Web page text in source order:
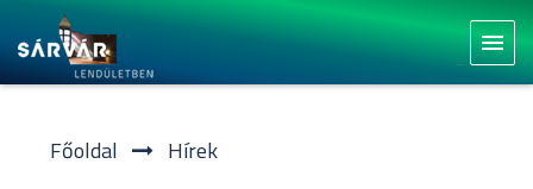
menu
Főoldal Hí­rek